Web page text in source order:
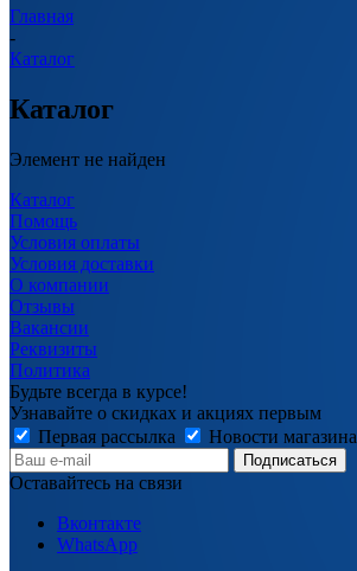
Главная
-
Каталог
Каталог
Элемент не найден
Каталог
Помощь
Условия оплаты
Условия доставки
О компании
Отзывы
Вакансии
Реквизиты
Политика
Будьте всегда в курсе!
Узнавайте о скидках и акциях первым
Первая рассылка
Новости магазина
Оставайтесь на связи
Вконтакте
WhatsApp